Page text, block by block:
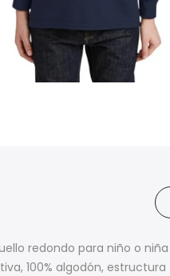
redondo para niño o
100% algodón,